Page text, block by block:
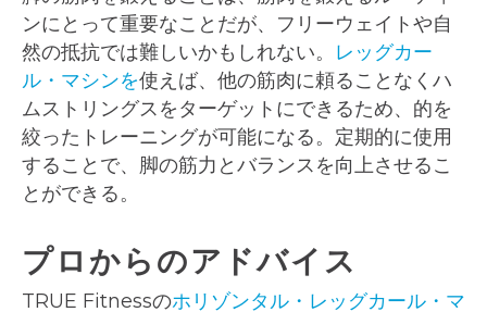
ンにとって重要なことだが、フリーウェイトや自
然の抵抗では難しいかもしれない。 レッグカー
ル・マシンを使えば、他の筋肉に頼ることなくハ
ムストリングスをターゲットにできるため、的を
絞ったトレーニングが可能になる。定期的に使用
することで、脚の筋力とバランスを向上させるこ
とができる。
プロからのアドバイス
TRUE Fitnessのホリゾンタル・レッグカール・マ